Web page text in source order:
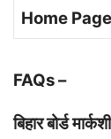
Home Page
FAQs –
बिहार बोर्ड